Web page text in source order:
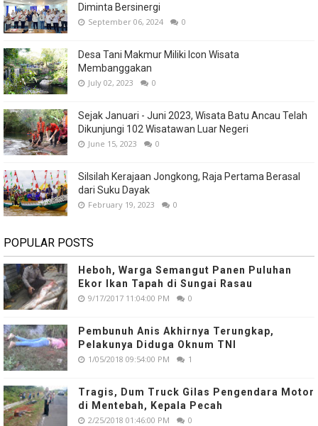
Diminta Bersinergi
September 06, 2024 0
Desa Tani Makmur Miliki Icon Wisata
Membanggakan
July 02, 2023 0
Sejak Januari - Juni 2023, Wisata Batu Ancau Telah
Dikunjungi 102 Wisatawan Luar Negeri
June 15, 2023 0
Silsilah Kerajaan Jongkong, Raja Pertama Berasal
dari Suku Dayak
February 19, 2023 0
POPULAR POSTS
Heboh, Warga Semangut Panen Puluhan
Ekor Ikan Tapah di Sungai Rasau
9/17/2017 11:04:00 PM 0
Pembunuh Anis Akhirnya Terungkap,
Pelakunya Diduga Oknum TNI
1/05/2018 09:54:00 PM 1
Tragis, Dum Truck Gilas Pengendara Motor
di Mentebah, Kepala Pecah
2/25/2018 01:46:00 PM 0